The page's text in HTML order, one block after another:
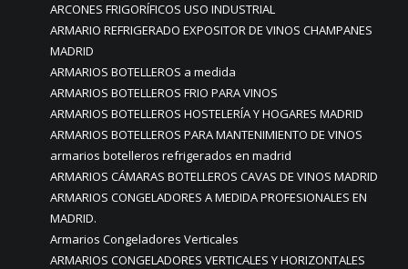
ARCONES FRIGORÍFICOS USO INDUSTRIAL
ARMARIO REFRIGERADO EXPOSITOR DE VINOS CHAMPANES
MADRID
ARMARIOS BOTELLEROS a medida
ARMARIOS BOTELLEROS FRIO PARA VINOS
ARMARIOS BOTELLEROS HOSTELERÍA Y HOGARES MADRID
ARMARIOS BOTELLEROS PARA MANTENIMIENTO DE VINOS
armarios botelleros refrigerados en madrid
ARMARIOS CÁMARAS BOTELLEROS CAVAS DE VINOS MADRID
ARMARIOS CONGELADORES A MEDIDA PROFESIONALES EN
MADRID.
Armarios Congeladores Verticales
ARMARIOS CONGELADORES VERTICALES Y HORIZONTALES